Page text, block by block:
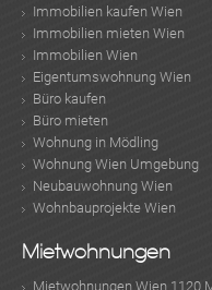
Immobilien kaufen Wien
Immobilien mieten Wien
Immobilien Wien
Eigentumswohnung Wien
Büro kaufen
Büro mieten
Wohnung in Mödling
Wohnung Wien Umgebung
Neubauwohnung Wien
Wohnbauprojekte Wien
Mietwohnungen
Mietwohnungen Wien 1120